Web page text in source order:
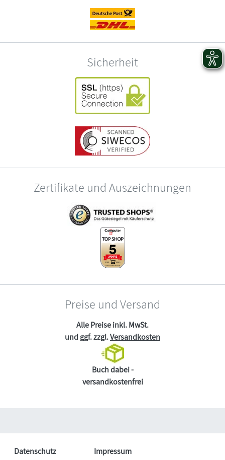
Sicherheit
Zertifikate und Auszeichnungen
Preise und Versand
Alle Preise inkl. MwSt.
und ggf. zzgl.Versandkosten
Buch dabei -
versandkostenfrei
Datenschutz Impressum